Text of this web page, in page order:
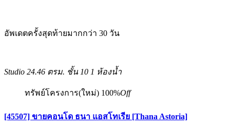
อัพเดตครั้งสุดท้ายมากกว่า 30 วัน
Studio 24.46 ตรม. ชั้น 10 1 ห้องน้ำ
ทรัพย์โครงการ(ใหม่) 100%Off
[45507] ขายคอนโด ธนา แอสโทเรีย [Thana Astoria]